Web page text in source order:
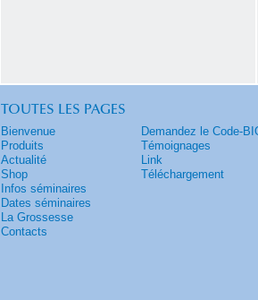
TOUTES LES PAGES
Bienvenue
Produits
Actualité
Shop
Infos séminaires
Dates séminaires
La Grossesse
Contacts
Demandez le Code-
Témoignages
Link
Téléchargement